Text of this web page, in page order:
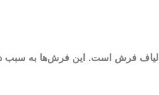
اشاره نمود. ویژگی چشمگیر و اساسی فرش 1200 شانه، ظرافت و نرم بودن الیاف